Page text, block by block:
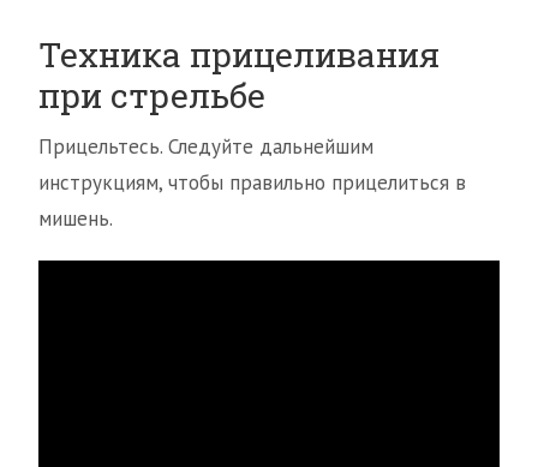
Техника прицеливания
при стрельбе
Прицельтесь. Следуйте дальнейшим
инструкциям, чтобы правильно прицелиться в
мишень.